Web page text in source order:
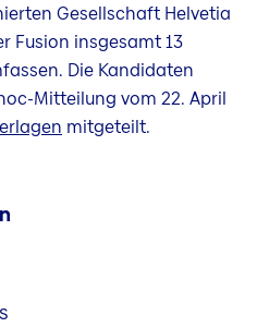
Gesellschaft Helvetia
Fusion insgesamt 13
Die Kandidaten
Mitteilung vom 22. April
mitgeteilt.